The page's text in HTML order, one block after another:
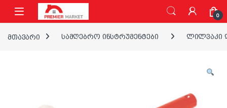
ნავიგაციაზე გადასვლა
შინაარსზე გადასვლა
0
მთავარი სამღებრო ინსტრუმენტები ლილვაკი